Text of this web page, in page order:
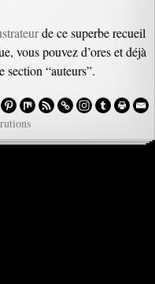
de ce superbe recueil
vous pouvez d’ores et déjà
section “auteurs”.